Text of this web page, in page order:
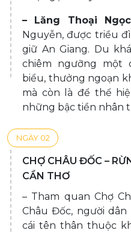
– Lăng Thoại
Nguyễn, được triều
giữ An Giang. Du
chiêm ngưỡng một
biểu, thưởng ngoạn
mà còn là để thể
những bậc tiền nhân
NGÀY 02
CHỢ CHÂU ĐỐC –
CẦN THƠ
– Tham quan Chợ
Châu Đốc, người
cái tên thân thuộc